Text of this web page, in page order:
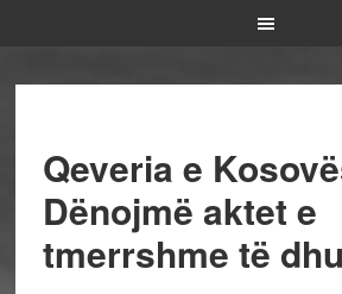
Qeveria e
Dënojmë aktet e
tmerrshme të